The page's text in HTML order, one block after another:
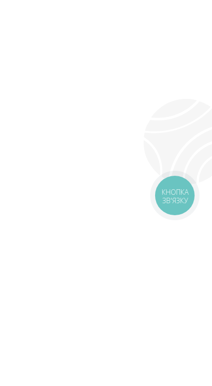
КНОПКА
ЗВ'ЯЗКУ